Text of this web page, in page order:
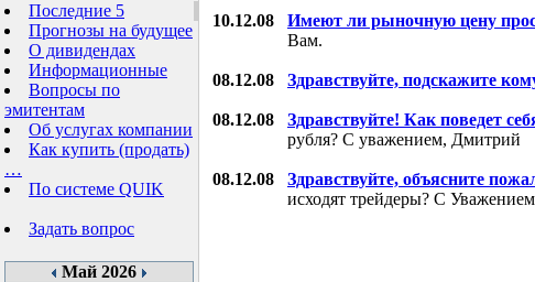
Последние 5
Прогнозы на будущее
О дивидендах
Информационные
Вопросы по
эмитентам
Об услугах компании
Как купить (продать)
…
По системе QUIK
Задать вопрос
Май 2026
10.12.08 Имеют ли рыночную цену
Вам.
08.12.08 Здравствуйте, подскажите
08.12.08 Здравствуйте! Как поведет
рубля? С уважением, Дмитрий
08.12.08 Здравствуйте, объясните
исходят трейдеры? С